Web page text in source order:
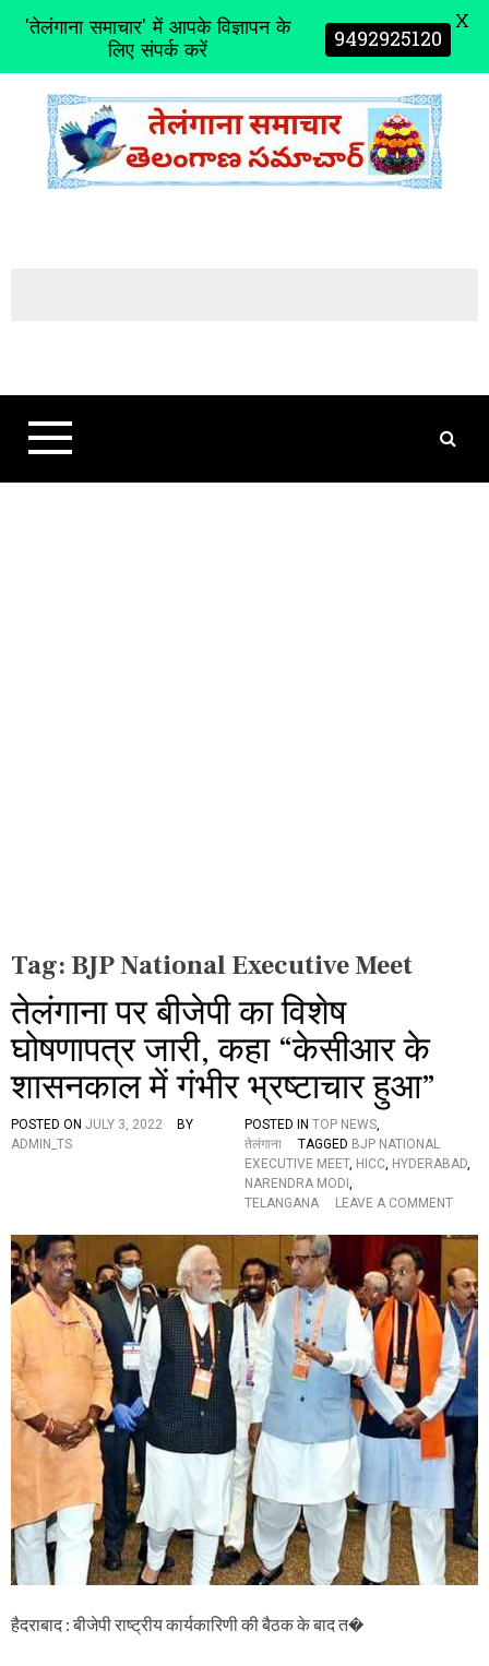
t
Tag: BJP National Executive Meet
तेलंगाना पर बीजेपी का विशेष
घोषणापत्र जारी, कहा “केसीआर के
शासनकाल में गंभीर भ्रष्टाचार हुआ”
POSTED ON JULY 3, 2022
BY
ADMIN_TS
POSTED IN TOP NEWS,
तेलंगाना
TAGGED BJP NATIONAL
EXECUTIVE MEET, HICC, HYDERABAD,
NARENDRA MODI ,
TELANGANA
LEAVE A COMMENTO
ते
गा
ना
प
र
बी
जे
पी
का
वि
शे
ष
ष
णा
प
त्र
हैदराबाद : बीजेपी राष्ट्रीय कार्यकारिणी की बैठक के बाद त�
'तेलंगाना समाचार' में आपके विज्ञापन के
लिए संपर्क करें 9492925120 X